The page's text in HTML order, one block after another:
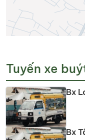
Tuyến xe
Bx
Bx